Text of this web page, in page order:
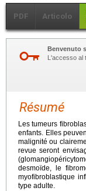
PDF Articolo
Benvenuto
L'accesso
Résumé
Les tumeurs
enfants. Elles
malignité ou
revue seront
desmoïde, le
myofibroblastique
type adulte.